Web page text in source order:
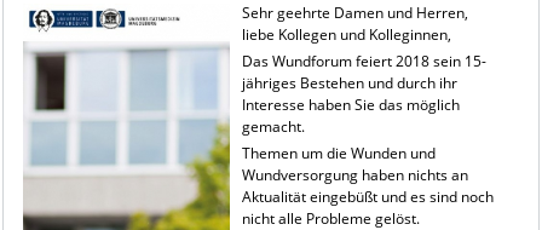
Sehr geehrte Damen und Herren,
liebe Kollegen und Kolleginnen,
Das Wundforum feiert 2018 sein 15-
jähriges Bestehen und durch ihr
Interesse haben Sie das möglich
gemacht.
Themen um die Wunden und
Wundversorgung haben nichts an
Aktualität eingebüßt und es sind noch
nicht alle Probleme gelöst.